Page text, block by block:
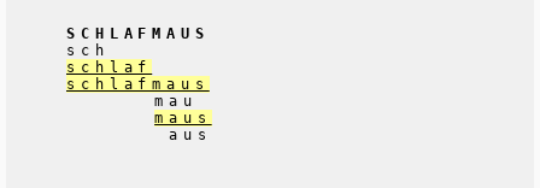
SCHLAFMAUS
sch
schlaf
schlafmaus
mau
maus
aus